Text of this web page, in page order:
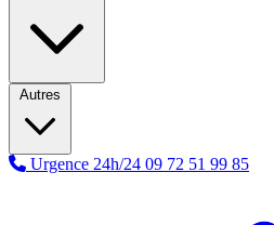
Autres
Urgence 24h/24 09 72 51 99 85